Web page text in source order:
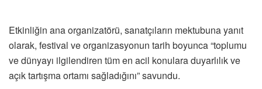
Etkinliğin ana organizatörü, sanatçıların mektubuna yanıt
olarak, festival ve organizasyonun tarih boyunca “toplumu
ve dünyayı ilgilendiren tüm en acil konulara duyarlılık ve
açık tartışma ortamı sağladığını” savundu.